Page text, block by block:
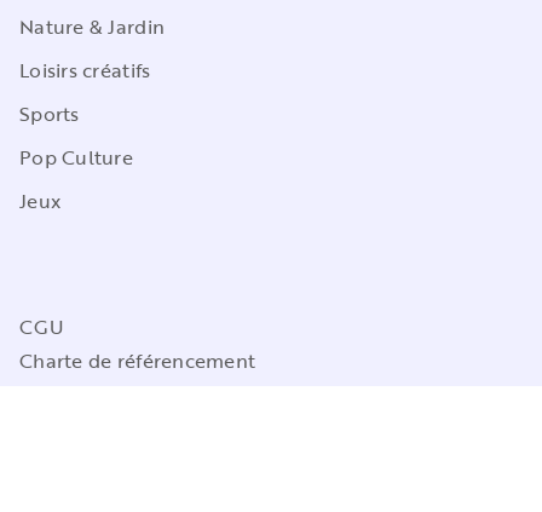
Nature & Jardin
Loisirs créatifs
Sports
Pop Culture
Jeux
CGU
Charte de référencement